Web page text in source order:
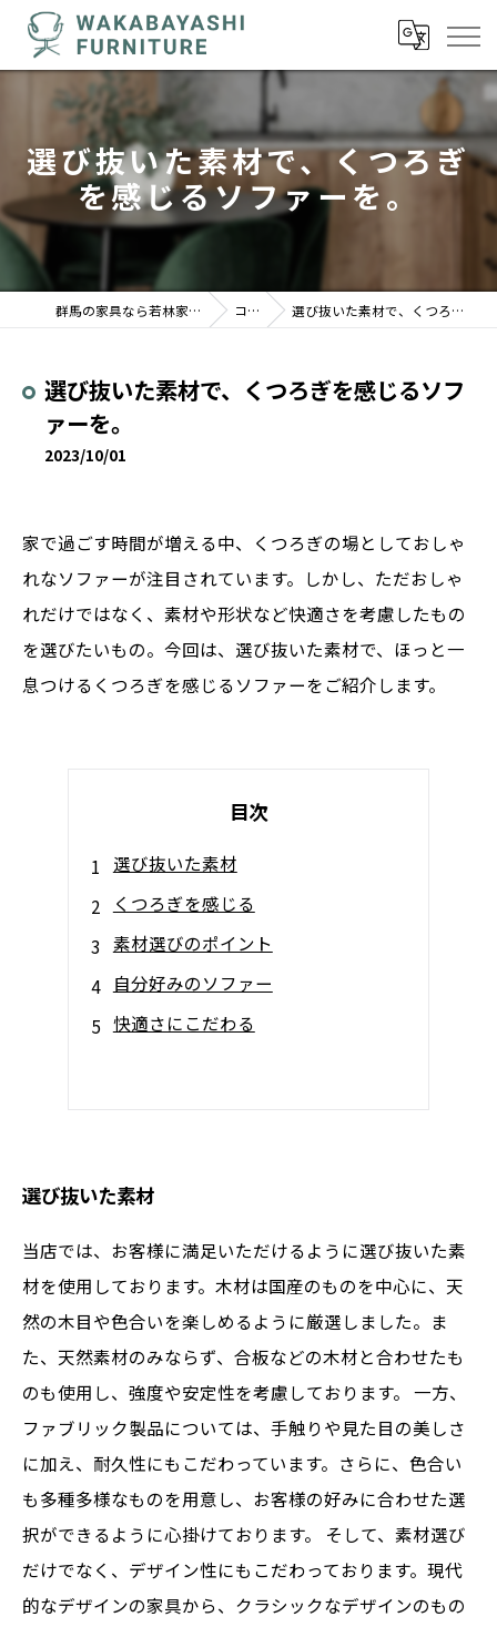
選び抜いた素材で、くつろぎ
を感じるソファーを。
群馬の家具なら若林家具センター 駒形店 コラム 選び抜いた素材で、くつろぎを感じるソファーを。
選び抜いた素材で、くつろぎを感じるソフ
ァーを。
2023/10/01
家で過ごす時間が増える中、くつろぎの場としておしゃ
れなソファーが注目されています。しかし、ただおしゃ
れだけではなく、素材や形状など快適さを考慮したもの
を選びたいもの。今回は、選び抜いた素材で、ほっと一
息つけるくつろぎを感じるソファーをご紹介します。
目次
選び抜いた素材
くつろぎを感じる
素材選びのポイント
自分好みのソファー
快適さにこだわる
選び抜いた素材
当店では、お客様に満足いただけるように選び抜いた素
材を使用しております。木材は国産のものを中心に、天
然の木目や色合いを楽しめるように厳選しました。ま
た、天然素材のみならず、合板などの木材と合わせたも
のも使用し、強度や安定性を考慮しております。 一方、
ファブリック製品については、手触りや見た目の美しさ
に加え、耐久性にもこだわっています。さらに、色合い
も多種多様なものを用意し、お客様の好みに合わせた選
択ができるように心掛けております。 そして、素材選び
だけでなく、デザイン性にもこだわっております。現代
的なデザインの家具から、クラシックなデザインのもの